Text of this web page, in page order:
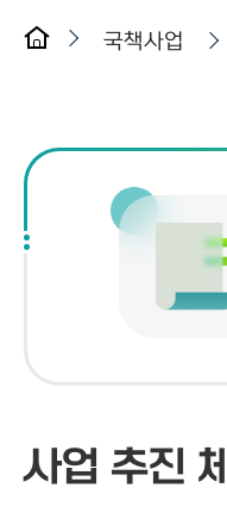
국책사업
사업 추진